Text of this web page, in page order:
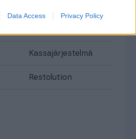
Data Access Privacy Policy
Majoitus- ja ravintola-
Kassajärjestelmä
Restolution